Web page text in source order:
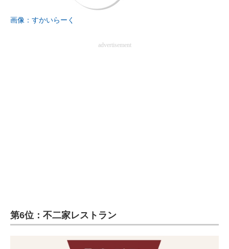
経営リーダーのコミュニティ
マーケ×ITの今がよく分かる
エネルギーの専門メディア
建設×テクノロジーの最前線
画像：すかいらーく
advertisement
第6位：不二家レストラン